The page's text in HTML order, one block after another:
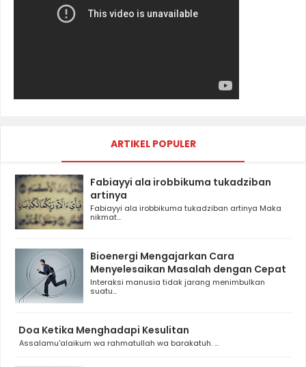
ARTIKEL POPULER
Fabiayyi ala irobbikuma tukadziban
artinya
Fabiayyi ala irobbikuma tukadziban artinya Maka
nikmat...
Bioenergi Mengajarkan Cara
Menyelesaikan Masalah dengan Cepat
Interaksi manusia tidak jarang menimbulkan
suatu...
Doa Ketika Menghadapi Kesulitan
Assalamu'alaikum wa rahmatullah wa barakatuh. ...